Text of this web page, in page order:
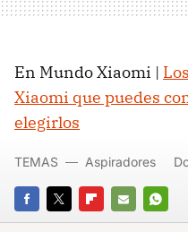
En Mundo Xiaomi |
Xiaomi que puedes
elegirlos
FACEBOOK
TWITTERFLIPBOARD
E-
TEMAS Aspiradores